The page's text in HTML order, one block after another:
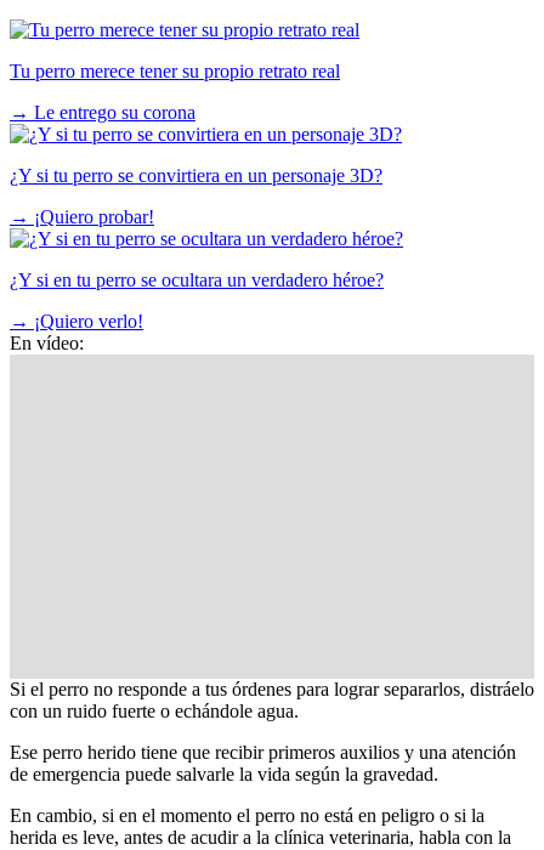
Tu perro merece tener su propio retrato real
→ Le entrego su corona
¿Y si tu perro se convirtiera en un personaje 3D?
→ ¡Quiero probar!
¿Y si en tu perro se ocultara un verdadero héroe?
→ ¡Quiero verlo!
En vídeo:
Si el perro no responde a tus órdenes para lograr separarlos, distráelo
con un ruido fuerte o echándole agua.
Ese perro herido tiene que recibir primeros auxilios y una atención
de emergencia puede salvarle la vida según la gravedad.
En cambio, si en el momento el perro no está en peligro o si la
herida es leve, antes de acudir a la clínica veterinaria, habla con la